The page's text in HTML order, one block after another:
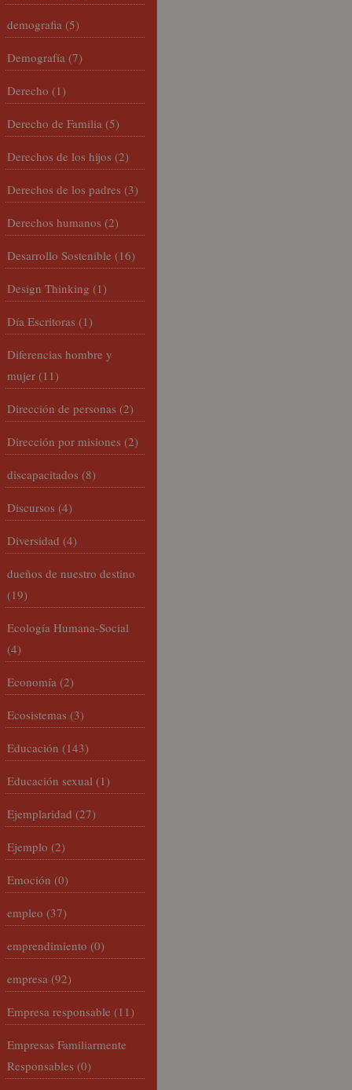
demografia (5)
Demografía (7)
Derecho (1)
Derecho de Familia (5)
Derechos de los hijos (2)
Derechos de los padres (3)
Derechos humanos (2)
Desarrollo Sostenible (16)
Design Thinking (1)
Día Escritoras (1)
Diferencias hombre y
mujer (11)
Dirección de personas (2)
Dirección por misiones (2)
discapacitados (8)
Discursos (4)
Diversidad (4)
dueños de nuestro destino
(19)
Ecología Humana-Social
(4)
Economía (2)
Ecosistemas (3)
Educación (143)
Educación sexual (1)
Ejemplaridad (27)
Ejemplo (2)
Emoción (0)
empleo (37)
emprendimiento (0)
empresa (92)
Empresa responsable (11)
Empresas Familiarmente
Responsables (0)